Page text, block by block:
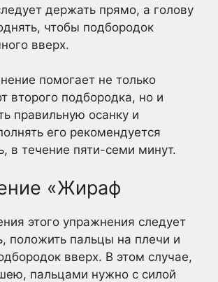
держать прямо, а голову
чтобы подбородок
вверх.
помогает не только
второго подбородка, но и
правильную осанку и
его рекомендуется
в течение пяти-семи минут.
«Жираф
этого упражнения следует
положить пальцы на плечи и
вверх. В этом случае,
пальцами нужно с силой